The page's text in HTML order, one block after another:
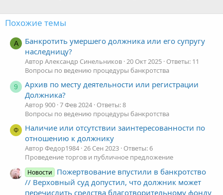
Похожие темы
А
Банкротить умершего должника или его супругу
наследницу?
Автор Александр Синельников 20 Окт 2025 Ответы: 11
Вопросы по ведению процедуры банкротства
9
Архив по месту деятельности или регистрации
Должника?
Автор 900 7 Фев 2024 Ответы: 8
Вопросы по ведению процедуры банкротства
Ф
Наличие или отсутствии заинтересованности по
отношению к должнику
Автор Федор1984 26 Сен 2023 Ответы: 6
Проведение торгов и публичное предложение
Новости
Пожертвование впустили в банкротство
// Верховный суд допустил, что должник может
перечислить средства благотворительному фонду